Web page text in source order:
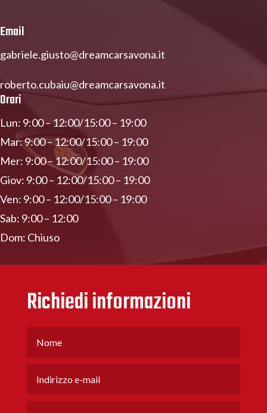
Email
gabriele.giusto@dreamcarsavona.it
roberto.cubaiu@dreamcarsavona.it
Orari
Lun: 9:00 – 12:00/15:00 – 19:00
Mar: 9:00 – 12:00/15:00 – 19:00
Mer: 9:00 – 12:00/15:00 – 19:00
Giov: 9:00 – 12:00/15:00 – 19:00
Ven: 9:00 – 12:00/15:00 – 19:00
Sab: 9:00 – 12:00
Dom: Chiuso
Richiedi informazioni